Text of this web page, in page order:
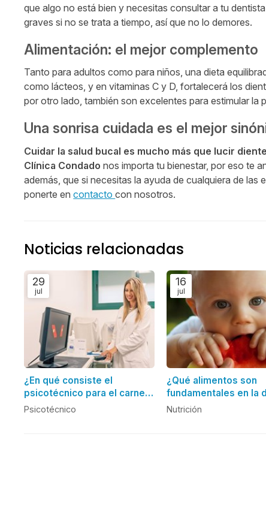
que algo no está bien y necesitas consultar a tu
graves si no se trata a tiempo, así que no lo demores.
Alimentación: el mejor complemento
Tanto para adultos como para niños, una dieta
como lácteos, y en vitaminas C y D, fortalecerá los
por otro lado, también son excelentes para estimular
Una sonrisa cuidada es el mejor
Cuidar la salud bucal es mucho más que lucir
Clínica Condadonos importa tu bienestar, por eso te
además, que si necesitas la ayuda de cualquiera de las
ponerte encontactocon nosotros.
Noticias relacionadas
29
jul
¿En qué consiste el
psicotécnico para el carnet
de conducir?
Psicotécnico
16
jul
¿Qué alimentos son
fundamentales en la
de los más pequeños?
Nutrición